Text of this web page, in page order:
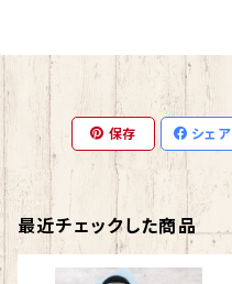
保存 シェア
最近チェックした商品